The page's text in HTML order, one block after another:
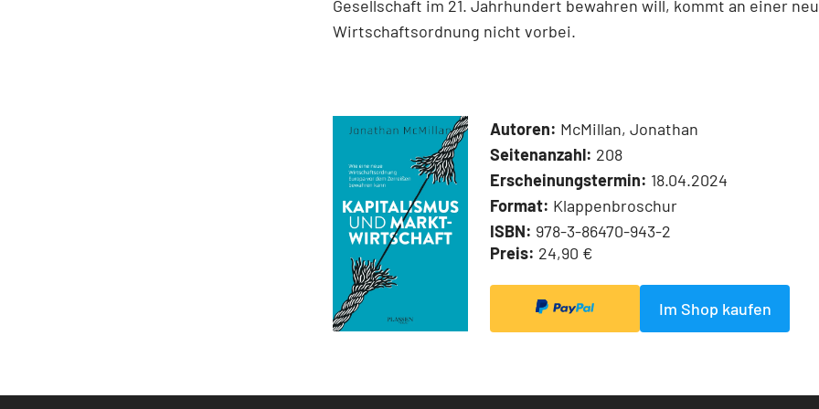
Gesellschaft im 21. Jahrhundert bewahren will, kommt an einer
Wirtschaftsordnung nicht vorbei.
Autoren: McMillan, Jonathan
Seitenanzahl: 208
Erscheinungstermin: 18.04.2024
Format: Klappenbroschur
ISBN: 978-3-86470-943-2
Preis: 24,90 €
Im Shop kaufen